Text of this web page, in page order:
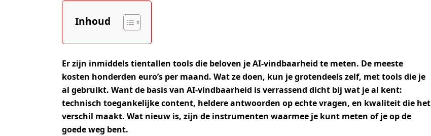
Inhoud
Er zijn inmiddels tientallen tools die beloven je AI-vindbaarheid te meten. De meeste
kosten honderden euro’s per maand. Wat ze doen, kun je grotendeels zelf, met tools die je
al gebruikt. Want de basis van AI-vindbaarheid is verrassend dicht bij wat je al kent:
technisch toegankelijke content, heldere antwoorden op echte vragen, en kwaliteit die het
verschil maakt. Wat nieuw is, zijn de instrumenten waarmee je kunt meten of je op de
goede weg bent.